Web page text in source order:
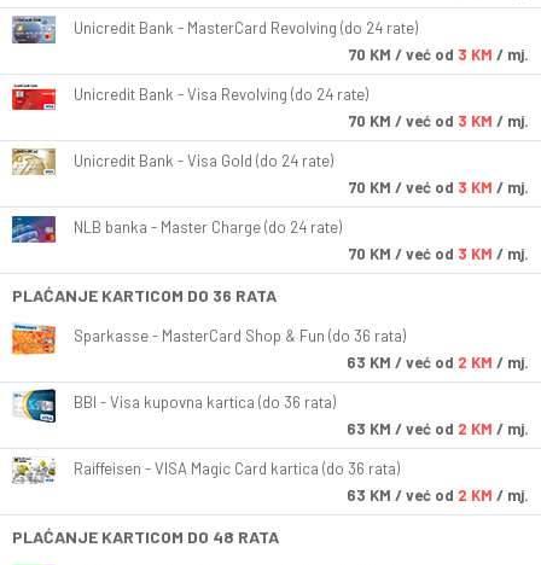
Unicredit Bank - MasterCard Revolving (do 24 rate)
70 KM / već od 3 KM / mj.
Unicredit Bank - Visa Revolving (do 24 rate)
70 KM / već od 3 KM / mj.
Unicredit Bank - Visa Gold (do 24 rate)
70 KM / već od 3 KM / mj.
NLB banka - Master Charge (do 24 rate)
70 KM / već od 3 KM / mj.
PLAĆANJE KARTICOM DO 36 RATA
Sparkasse - MasterCard Shop & Fun (do 36 rata)
63 KM / već od 2 KM / mj.
BBI - Visa kupovna kartica (do 36 rata)
63 KM / već od 2 KM / mj.
Raiffeisen - VISA Magic Card kartica (do 36 rata)
63 KM / već od 2 KM / mj.
PLAĆANJE KARTICOM DO 48 RATA